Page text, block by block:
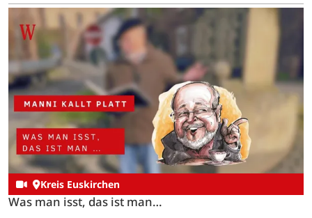
Kreis Euskirchen
Was man isst, das ist man…